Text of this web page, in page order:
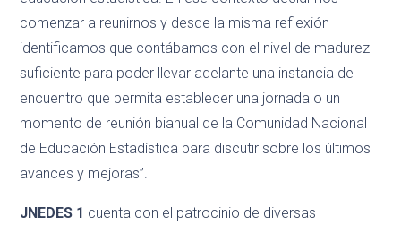
comenzar a reunirnos y desde la misma reflexión
identificamos que contábamos con el nivel de madurez
suficiente para poder llevar adelante una instancia de
encuentro que permita establecer una jornada o un
momento de reunión bianual de la Comunidad Nacional
de Educación Estadística para discutir sobre los últimos
avances y mejoras”.
JNEDES 1 cuenta con el patrocinio de diversas